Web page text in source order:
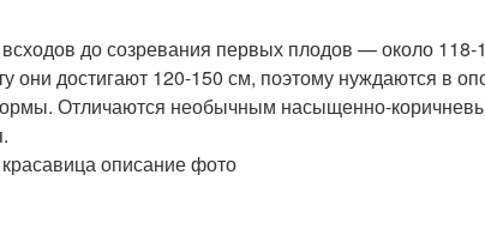
до созревания первых плодов — около 118-
они достигают 120-150 см, поэтому нуждаются в
Отличаются необычным насыщенно-